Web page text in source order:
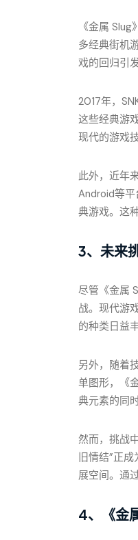
《金属
多经典街机
戏的回归引
2017年，
这些经典游
现代的游戏
此外，近年
Android等平
典游戏。这
3、未来
尽管《金属
战。现代游
的种类日益
另外，随着
单图形，《
典元素的同
然而，挑战
旧情结”正
展空间。通
4、《金